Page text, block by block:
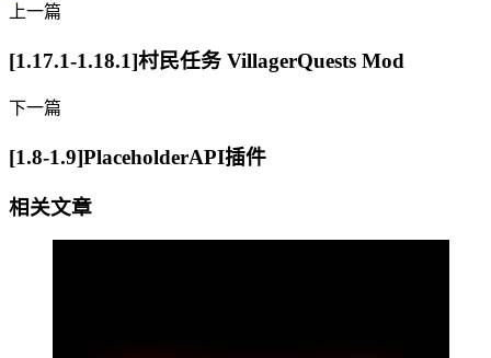
上一篇
[1.17.1-1.18.1]村民任务 VillagerQuests Mod
下一篇
[1.8-1.9]PlaceholderAPI插件
相关文章